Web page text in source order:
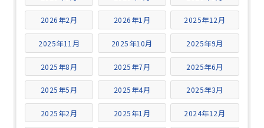
2026年2月 2026年1月 2025年12月
2025年11月 2025年10月 2025年9月
2025年8月 2025年7月 2025年6月
2025年5月 2025年4月 2025年3月
2025年2月 2025年1月 2024年12月